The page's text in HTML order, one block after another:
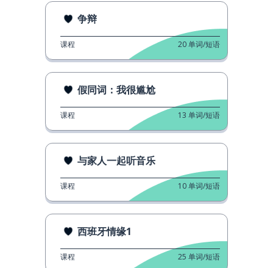
争辩
课程 20单词/短语
假同词：我很尴尬
课程 13 单词/短语
与家人一起听音乐
课程 10单词/短语
西班牙情缘1
课程 25 单词/短语